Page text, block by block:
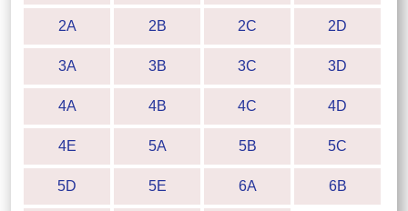
2A 2B 2C 2D
3A 3B 3C 3D
4A 4B 4C 4D
4E 5A 5B 5C
5D 5E 6A 6B